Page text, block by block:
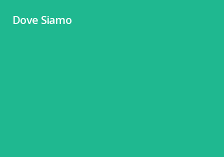
Dove Siamo